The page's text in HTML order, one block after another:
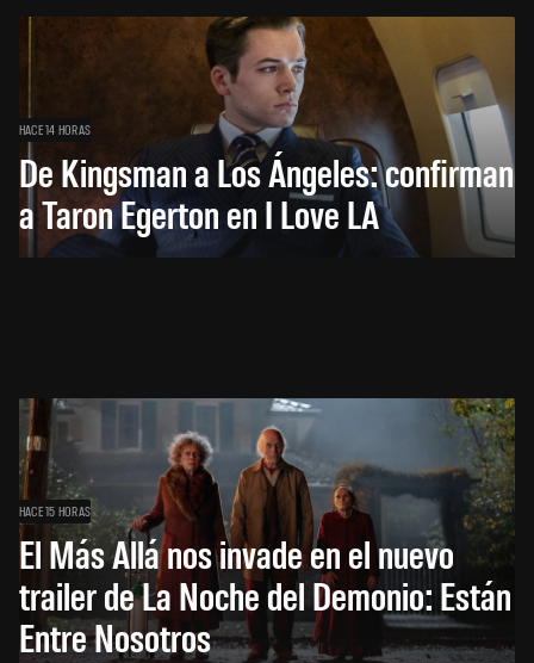
HACE 14 HORAS
De Kingsman a Los Ángeles: confirman
a Taron Egerton en I Love LA
HACE 15 HORAS
El Más Allá nos invade en el nuevo
trailer de La Noche del Demonio: Están
Entre Nosotros